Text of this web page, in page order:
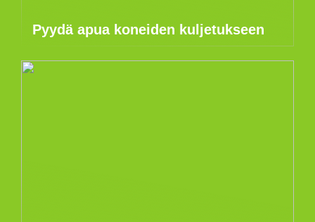
Pyydä apua koneiden kuljetukseen